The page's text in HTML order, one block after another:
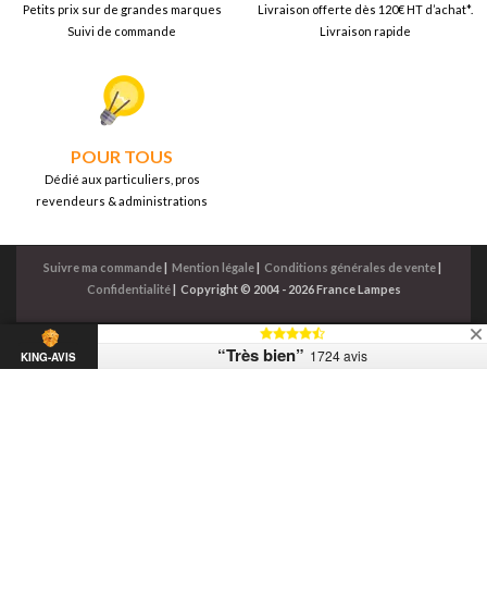
Petits prix sur de grandes marques
Suivi de commande
Livraison offerte dès 120€ HT d’achat*.
Livraison rapide
POUR TOUS
Dédié aux particuliers, pros
revendeurs & administrations
Suivre ma commande| Mention légale| Conditions générales de vente|
Confidentialité| Copyright © 2004 - 2026 France Lampes
KING-AVIS “Très bien” 1724 avis